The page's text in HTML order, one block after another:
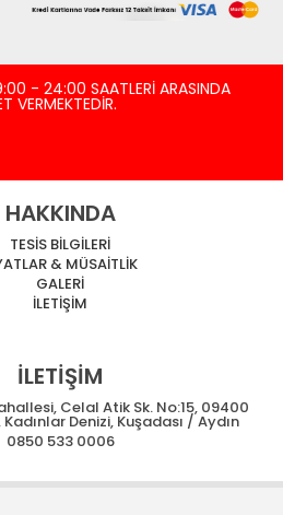
- 24:00 SAATLERİ ARASINDA
VERMEKTEDİR.
HAKKINDA
TESİS BİLGİLERİ
& MÜSAİTLİK
GALERİ
İLETİŞİM
İLETİŞİM
Celal Atik Sk. No:15, 09400
Denizi, Kuşadası / Aydın
0850 533 0006